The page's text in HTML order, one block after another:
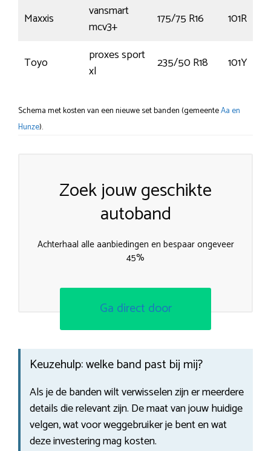
Maxxis
vansmart
mcv3+
175/75 R16 101R
Toyo
proxes sport
xl
235/50 R18 101Y
Schema met kosten van een nieuwe set banden (gemeenteAa en
Hunze).
Zoek jouw geschikte
autoband
Achterhaal alle aanbiedingen en bespaar ongeveer
45%
Ga direct door
Keuzehulp: welke band past bij mij?
Als je de banden wilt verwisselen zijn er meerdere
details die relevant zijn. De maat van jouw huidige
velgen, wat voor weggebruiker je bent en wat
deze investering mag kosten.